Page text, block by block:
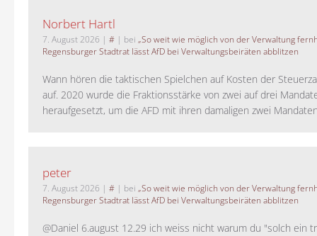
Norbert Hartl
7. August 2026 | # | bei „So weit wie möglich von der Verwaltung
Regensburger Stadtrat lässt AfD bei Verwaltungsbeiräten abblitzen
Wann hören die taktischen Spielchen auf Kosten der
auf. 2020 wurde die Fraktionsstärke von zwei auf drei
heraufgesetzt, um die AFD mit ihren damaligen zwei
peter
7. August 2026 | # | bei „So weit wie möglich von der Verwaltung
Regensburger Stadtrat lässt AfD bei Verwaltungsbeiräten abblitzen
@Daniel 6.august 12.29 ich weiss nicht warum du "solch ein